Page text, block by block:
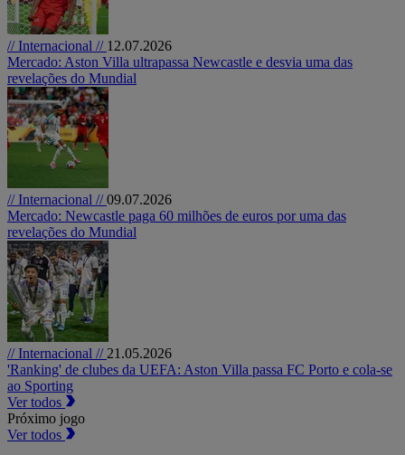
// Internacional // 12.07.2026
Mercado: Aston Villa ultrapassa Newcastle e desvia uma das
revelações do Mundial
// Internacional //09.07.2026
Mercado: Newcastle paga 60 milhões de euros por uma das
revelações do Mundial
// Internacional // 21.05.2026
'Ranking' de clubes da UEFA: Aston Villa passa FC Porto e cola-se
ao Sporting
Ver todos
Próximo jogo
Ver todos